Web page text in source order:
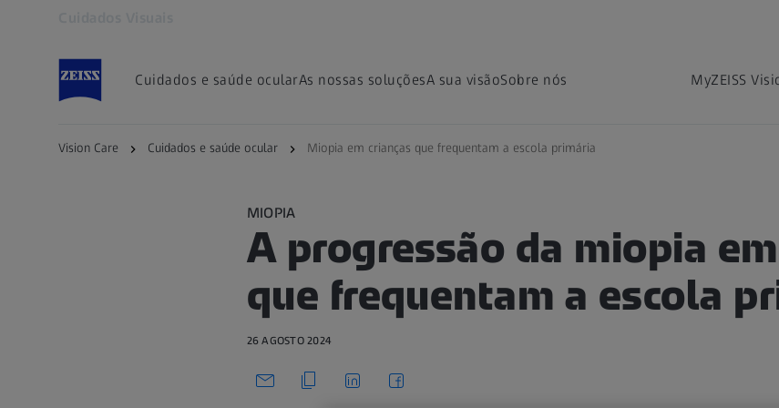
Cuidados e saúde ocularAs nossas soluçõesA sua visãoSobre nós MyZEISS
Vision Care Cuidados e saúde ocular Miopia em crianças que frequentam a escola primária
MIOPIA
A progressão da miopia
que frequentam a escola
26 AGOSTO 2024